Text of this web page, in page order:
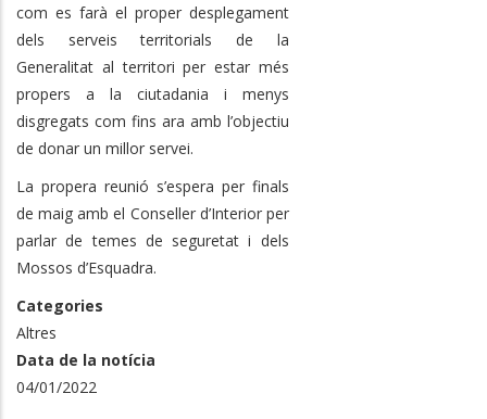
com es farà el proper desplegament
dels serveis territorials de la
Generalitat al territori per estar més
propers a la ciutadania i menys
disgregats com fins ara amb l’objectiu
de donar un millor servei.
La propera reunió s’espera per finals
de maig amb el Conseller d’Interior per
parlar de temes de seguretat i dels
Mossos d’Esquadra.
Categories
Altres
Data de la notícia
04/01/2022